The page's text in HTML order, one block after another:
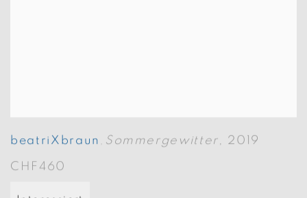
beatriXbraun Sommergewitter, 2019
CHF460